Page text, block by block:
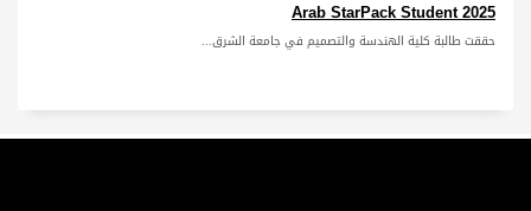
Arab StarPack Student 2025
حققت طالبة كلية الهندسة والتصميم في جامعة الشرق...